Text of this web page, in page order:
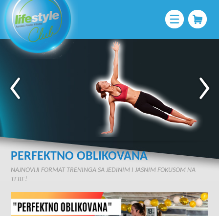
PERFEKTNO OBLIKOVANA
NAJNOVIJI FORMAT TRENINGA SA JEDINIM I JASNIM FOKUSOM NA
TEBE!